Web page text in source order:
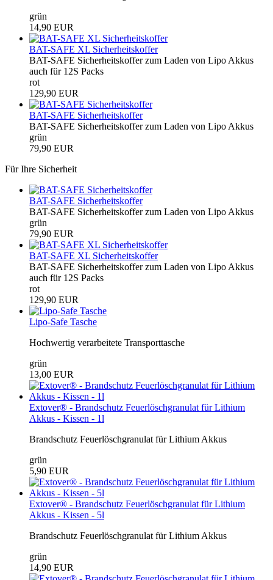
grün
14,90 EUR
BAT-SAFE XL Sicherheitskoffer
BAT-SAFE Sicherheitskoffer zum Laden von Lipo Akkus
auch für 12S Packs
rot
129,90 EUR
BAT-SAFE Sicherheitskoffer
BAT-SAFE Sicherheitskoffer zum Laden von Lipo Akkus
grün
79,90 EUR
Für Ihre Sicherheit
BAT-SAFE Sicherheitskoffer
BAT-SAFE Sicherheitskoffer zum Laden von Lipo Akkus
grün
79,90 EUR
BAT-SAFE XL Sicherheitskoffer
BAT-SAFE Sicherheitskoffer zum Laden von Lipo Akkus
auch für 12S Packs
rot
129,90 EUR
Lipo-Safe Tasche
Hochwertig verarbeitete Transporttasche
grün
13,00 EUR
Extover® - Brandschutz Feuerlöschgranulat für Lithium
Akkus - Kissen - 1l
Brandschutz Feuerlöschgranulat für Lithium Akkus
grün
5,90 EUR
Extover® - Brandschutz Feuerlöschgranulat für Lithium
Akkus - Kissen - 5l
Brandschutz Feuerlöschgranulat für Lithium Akkus
grün
14,90 EUR